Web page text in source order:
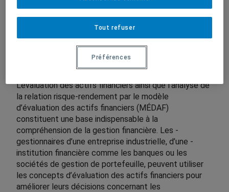
Faouzi Rassi
sciences comptables publie un nouveau livre intitulé
«Évaluation, relation risque-rendement et produits
L’évaluation des actifs financiers ainsi que l’analyse de
la ­relation risque-rendement par le modèle
d’évaluation des actifs financiers (MÉDAF)
constituent une base ­indispensable à la
compréhension de la gestion financière. Les ­
gestionnaires d’une entreprise industrielle, d’une ­
institution financière comme les banques ou les
sociétés de gestion de portefeuille, peuvent utiliser
les concepts ­d’évaluation des actifs financiers pour
améliorer leurs ­décisions concernant les
Tout refuser
Préférences